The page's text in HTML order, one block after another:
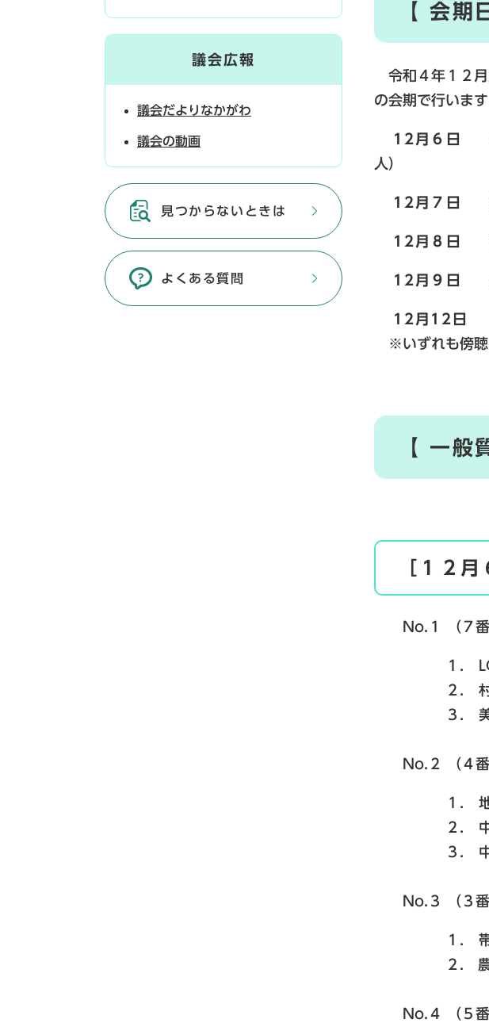
【 会期
令和４年１２月
の会期で行います
12月６日
人）
12月７日 （
12月８日 （
12月９日
12月12日
※いずれも傍
【 一
［１２
No.１ （７番
１． LGBTQ
２． 村内の
３． 美しい村
No.２ （４番
１． 地区（
２． 中川村
３． 中学生
No.３ （３番
１． 帯状疱
２. 農水省に
No.４ （５番
議会広報
議会だよりなかがわ
議会の動画
見つからないときは
よくある質問